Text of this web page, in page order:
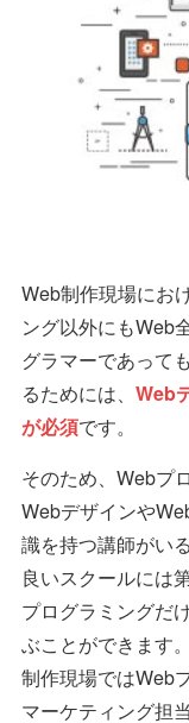
Web制作現場にお
ング以外にもWeb
グラマーであって
るためには、 Web
が必須です。
そのため、Webプ
Webデザインや
識を持つ講師がい
良いスクールには
プログラミングだ
ぶことができます。
制作現場ではWeb
マーケティング担